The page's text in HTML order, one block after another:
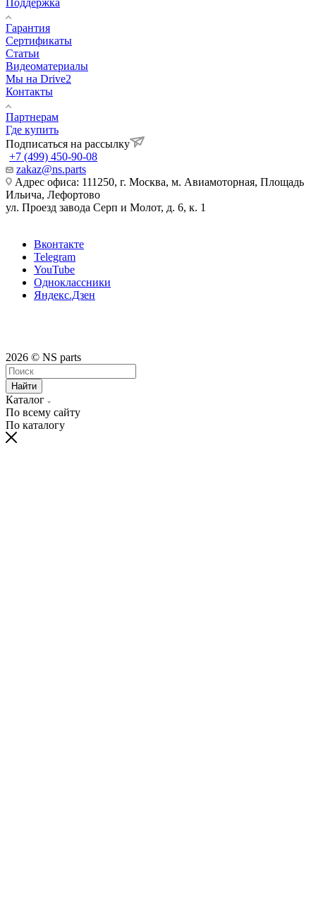
Гарантия
Сертификаты
Статьи
Видеоматериалы
Мы на Drive2
Контакты
Партнерам
Где купить
Подписаться на рассылку
+7 (499) 450-90-08
zakaz@ns.parts
Адрес офиса: 111250, г. Москва, м. Авиамоторная, Площадь
Ильича, Лефортово
ул. Проезд завода Серп и Молот, д. 6, к. 1
Вконтакте
Telegram
YouTube
Одноклассники
Яндекс.Дзен
2026 © NS parts
Найти
Каталог
По всему сайту
По каталогу